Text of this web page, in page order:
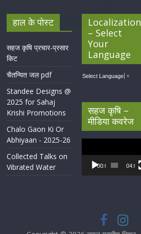
हाल के पोस्ट
सहज कृषि प्रचार-प्रसार
किट
चैतन्यित जल pdf
Standee Designs @
2025 for Sahaj
Krishi Promotions
Chalo Gaon Ki Or
Abhiyaan - 2025-26
Collected Talks on
Vibrated Water
Localization
– Select
Your
Language
Select Language ▼
सहज कृषि –
मीडिया कवरेज
Player
00:00 04:07